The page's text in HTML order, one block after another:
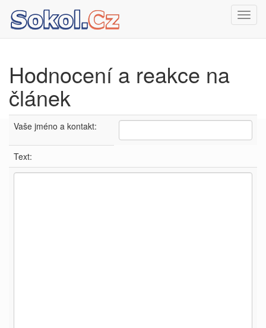
Hodnocení a reakce na
článek
Vaše jméno a kontakt:
Text: